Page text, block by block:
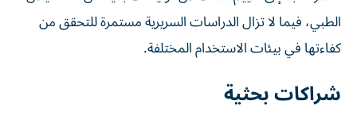
الطبي، فيما لا تزال الدراسات السريرية مستمرة للتحقق من
كفاءتها في بيئات الاستخدام المختلفة.
شراكات بحثية